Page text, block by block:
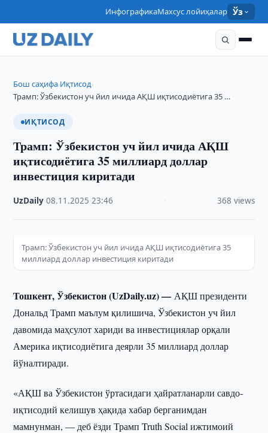
ИнфографикаМахсус лойиҳалар Ўз
Бош саҳифа›Иқтисод›
Трамп: Ўзбекистон уч йил ичида АҚШ иқтисодиётига 35 …
ИҚТИСОД
Трамп: Ўзбекистон уч йил ичида АҚШ
иқтисодиётига 35 миллиард доллар
инвестиция киритади
UzDaily ·08.11.2025 ·23:46 368 views
Трамп: Ўзбекистон уч йил ичида АҚШ иқтисодиётига 35
миллиард доллар инвестиция киритади
Тошкент, Ўзбекистон (UzDaily.uz) —АҚШ президенти
Дональд Трамп маълум қилишича, Ўзбекистон уч йил
давомида маҳсулот хариди ва инвестициялар орқали
Америка иқтисодиётига деярли 35 миллиард доллар
йўналтиради.
«АҚШ ва Ўзбекистон ўртасидаги ҳайратланарли савдо-
иқтисодий келишув ҳақида хабар берганимдан
мамнунман, — деб ёзди Трамп Truth Social ижтимоий